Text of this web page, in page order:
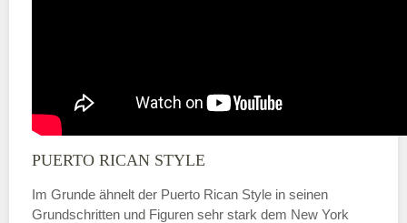
PUERTO RICAN STYLE
Im Grunde ähnelt der Puerto Rican Style in seinen
Grundschritten und Figuren sehr stark dem New York